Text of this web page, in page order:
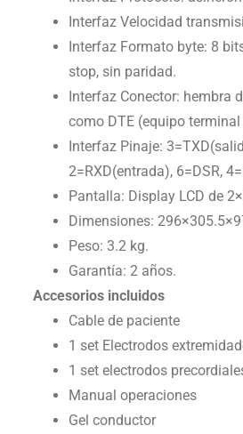
Interfaz Velocidad
Interfaz Formato byte: 8
stop, sin paridad.
Interfaz Conector: hembra
como DTE (equipo
Interfaz Pinaje:
2=RXD(entrada), 6=DSR,
Pantalla: Display LCD de
Dimensiones:
Peso: 3.2 kg.
Garantía: 2 años.
Accesorios incluidos
Cable de paciente
1 set Electrodos
1 set electrodos
Manual operaciones
Gel conductor